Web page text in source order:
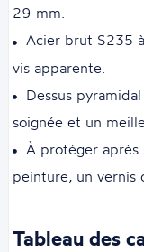
29 mm.
Acier brut S235
vis apparente.
Dessus
soignée et un
À protéger après
peinture, un vernis
Tableau des